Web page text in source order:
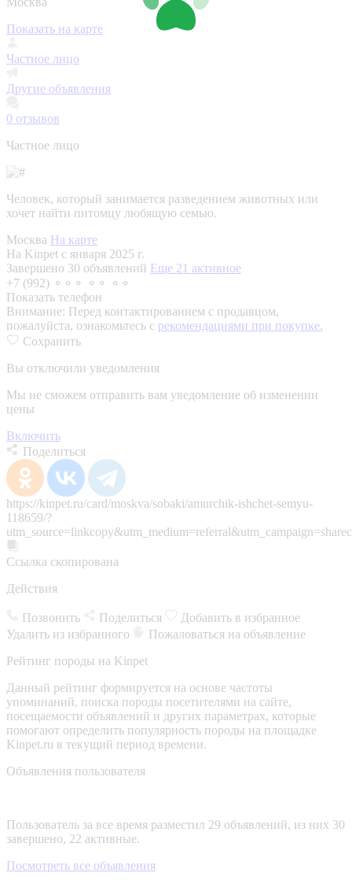
Показать на карте
Частное лицо
Другие объявления
0 отзывов
Частное лицо
Человек, который занимается разведением животных или
хочет найти питомцу любящую семью.
Москва На карте
На Kinpet c января 2025 г.
Завершено 30 объявлений Еще 21 активное
+7 (992) ⚬⚬⚬ ⚬⚬ ⚬⚬
Показать телефон
Внимание: Перед контактированием с продавцом,
пожалуйста, ознакомьтесь с рекомендациями при покупке.
Сохранить
Вы отключили уведомления
Мы не сможем отправить вам уведомление об изменении
цены
Включить
Поделиться
https://kinpet.ru/card/moskva/sobaki/amurchik-ishchet-semyu-
118659/?
Ссылка скопирована
Действия
Позвонить Поделиться
Добавить в избранное
Удалить из избранного
Пожаловаться на объявление
Рейтинг породы на Kinpet
Данный рейтинг формируется на основе частоты
упоминаний, поиска породы посетителями на сайте,
посещаемости объявлений и других параметрах, которые
помогают определить популярность породы на площадке
Kinpet.ru в текущий период времени.
Объявления пользователя
Пользователь за все время разместил 29 объявлений, из них 30
завершено, 22 активные.
Посмотреть все объявления